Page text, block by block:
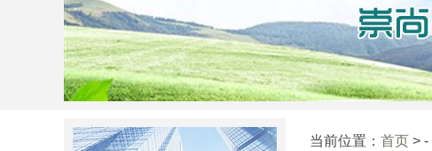
当前位置： 首页 > -